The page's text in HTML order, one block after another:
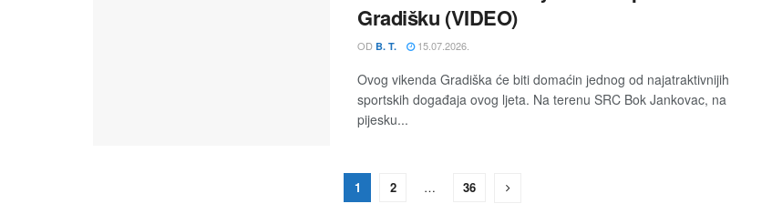
Gradišku (VIDEO)
OD B. T. 15.07.2026.
Ovog vikenda Gradiška će biti domaćin jednog od najatraktivnijih
sportskih događaja ovog ljeta. Na terenu SRC Bok Jankovac, na
pijesku...
1 2 … 36